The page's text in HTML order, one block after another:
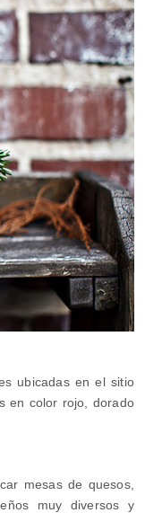
ubicadas en el sitio
en color rojo, dorado
mesas de quesos,
muy diversos y